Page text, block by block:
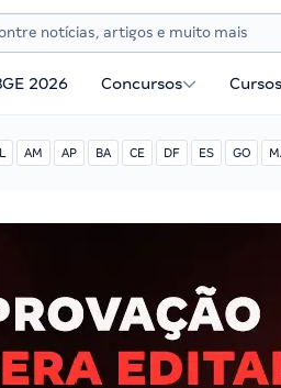
2026 Concursos Cursos
AM AP BA CE DF ES GO